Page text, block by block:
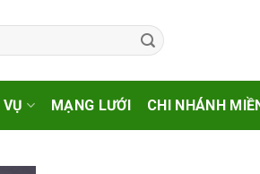
MẠNG LƯỚI CHI NHÁNH